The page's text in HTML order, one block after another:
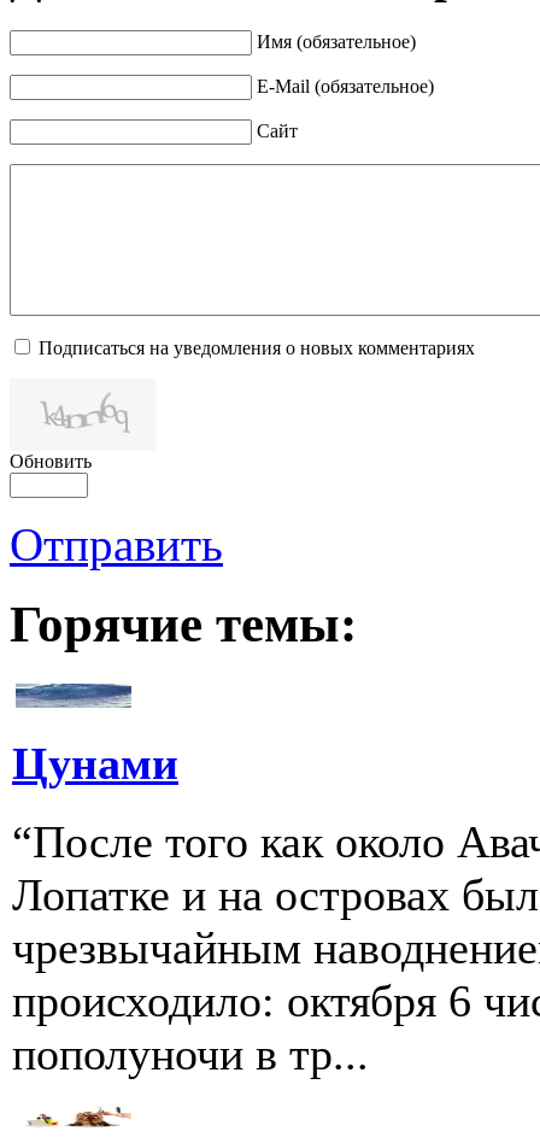
Имя (обязательное)
E-Mail (обязательное)
Сайт
Подписаться на уведомления о новых комментариях
Обновить
Отправить
Горячие темы:
Цунами
“После того как около
Лопатке и на островах
чрезвычайным
происходило: октября 6
пополуночи в тр...